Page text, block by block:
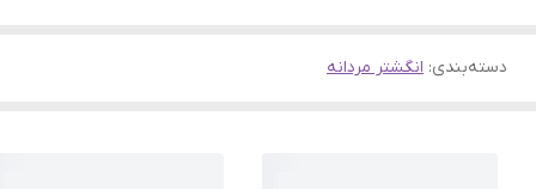
دسته‌بندی: انگشتر مردانه